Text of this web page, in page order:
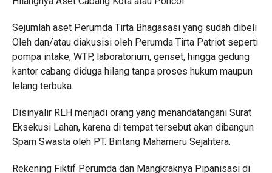
Sejumlah aset Perumda Tirta Bhagasasi yang sudah dibeli
Oleh dan/atau diakusisi oleh Perumda Tirta Patriot seperti
pompa intake, WTP, laboratorium, genset, hingga gedung
kantor cabang diduga hilang tanpa proses hukum maupun
lelang terbuka.
Disinyalir RLH menjadi orang yang menandatangani Surat
Eksekusi Lahan, karena di tempat tersebut akan dibangun
Spam Swasta oleh PT. Bintang Mahameru Sejahtera.
Rekening Fiktif Perumda dan Mangkraknya Pipanisasi di